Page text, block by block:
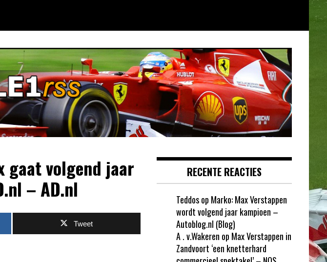
gaat volgend jaar
– AD.nl
Tweet
RECENTE REACTIES
Teddosop Marko: Max Verstappen
wordt volgend jaar kampioen –
Autoblog.nl (Blog)
A . v.Wakeren op Max Verstappen in
Zandvoort ‘een knetterhard